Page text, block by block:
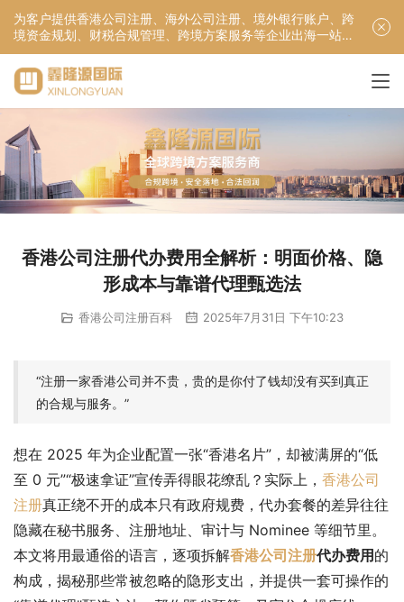
为客户提供香港公司注册、海外公司注册、境外银行账户、跨
境资金规划、财税合规管理、跨境方案服务等企业出海一站式
服务！
香港公司注册代办费用全解析：明面价格、隐
形成本与靠谱代理甄选法
香港公司注册百科 2025年7月31日 下午10:23
“注册一家香港公司并不贵，贵的是你付了钱却没有买到真正
的合规与服务。”
想在 2025 年为企业配置一张“香港名片”，却被满屏的“低
至 0 元”“极速拿证”宣传弄得眼花缭乱？实际上， 香港公司
注册真正绕不开的成本只有政府规费，代办套餐的差异往往
隐藏在秘书服务、注册地址、审计与 Nominee 等细节里。
本文将用最通俗的语言，逐项拆解香港公司注册代办费用的
构成，揭秘那些常被忽略的隐形支出，并提供一套可操作的